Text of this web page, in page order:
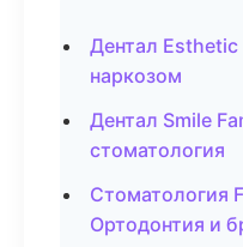
Дентал
наркозом
Дентал Smile
стоматология
Стоматология
Ортодонтия и